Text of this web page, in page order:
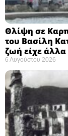
Θλίψη σε
του Βασίλη
ζωή είχε
6 Αυγούστου 2026